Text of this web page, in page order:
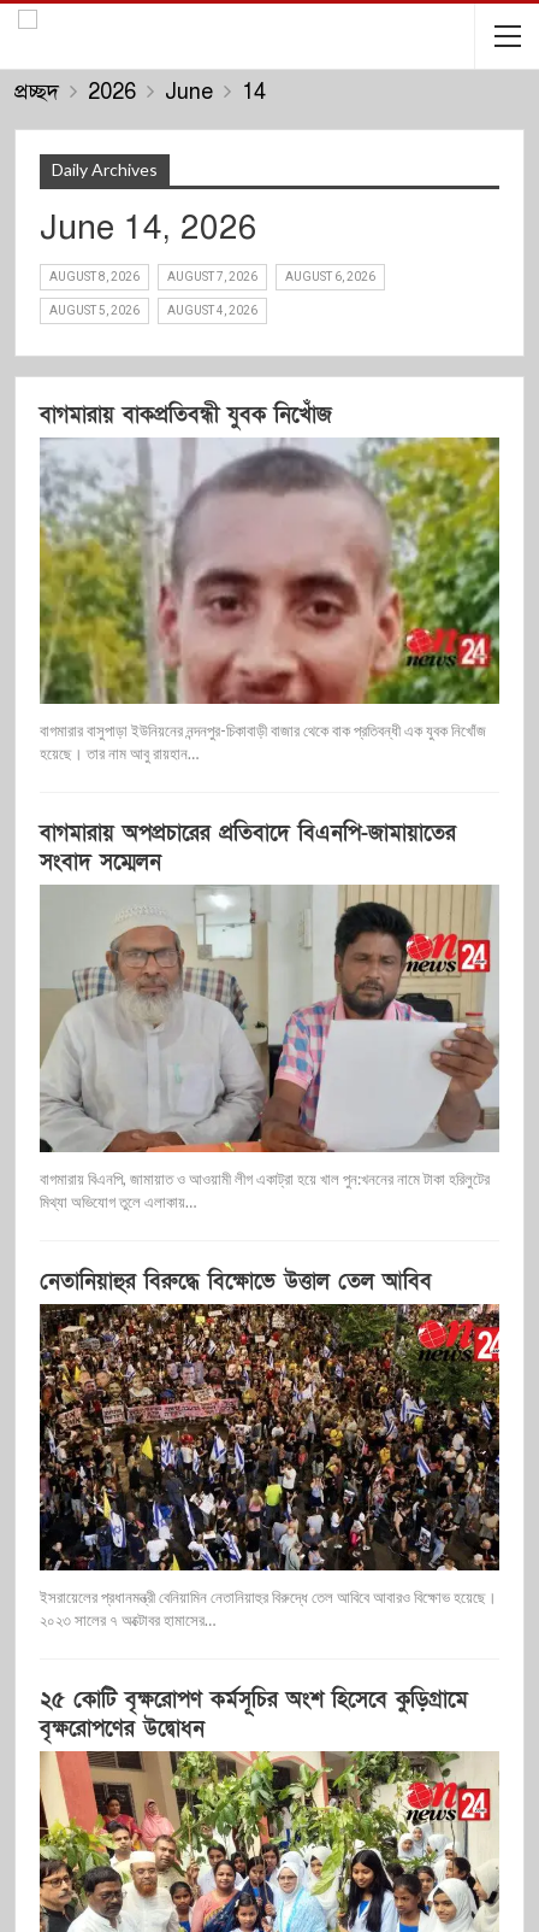
প্রচ্ছদ 2026 June 14
Daily Archives
June 14, 2026
AUGUST 8, 2026 AUGUST 7, 2026 AUGUST 6, 2026
AUGUST 5, 2026 AUGUST 4, 2026
বাগমারায় বাকপ্রতিবন্ধী যুবক নিখোঁজ
বাগমারার বাসুপাড়া ইউনিয়নের নন্দনপুর-চিকাবাড়ী বাজার থেকে বাক প্রতিবন্ধী এক যুবক নিখোঁজ
হয়েছে। তার নাম আবু রায়হান…
বাগমারায় অপপ্রচারের প্রতিবাদে বিএনপি-জামায়াতের
সংবাদ সম্মেলন
বাগমারায় বিএনপি, জামায়াত ও আওয়ামী লীগ একাট্রা হয়ে খাল পুন:খননের নামে টাকা হরিলুটের
মিথ্যা অভিযোগ তুলে এলাকায়…
নেতানিয়াহুর বিরুদ্ধে বিক্ষোভে উত্তাল তেল আবিব
ইসরায়েলের প্রধানমন্ত্রী বেনিয়ামিন নেতানিয়াহুর বিরুদ্ধে তেল আবিবে আবারও বিক্ষোভ হয়েছে।
২০২৩ সালের ৭ অক্টোবর হামাসের…
২৫ কোটি বৃক্ষরোপণ কর্মসূচির অংশ হিসেবে কুড়িগ্রামে
বৃক্ষরোপণের উদ্বোধন